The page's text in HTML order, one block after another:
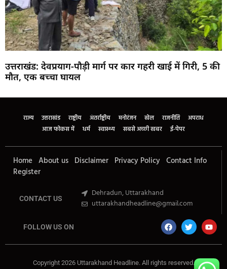
उत्तराखंड: देवप्रयाग-पौड़ी मार्ग पर कार गहरी खाई में गिरी, 5 की
मौत, एक बच्चा घायल
राज्य उत्तराखंड राष्ट्रीय अंतर्राष्ट्रीय मनोरंजन खेल राजनीति
अपराध
आज फोकस में
धर्म स्वास्थ्य सबसे अच्छी खबर ई-पेपर
Home About us Disclaimer Privacy Policy Contact Info
Register
CONTACT US
Dehradun, Uttarakhand
uttarakhandheadline@gmail.com
FOLLOW US ON
Copyright 2026 Uttarakhand Headline. All rights reserved.